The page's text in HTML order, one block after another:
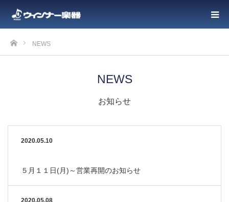
ホーム
NEWS
NEWS
お知らせ
2020.05.10
５月１１日(月)～営業再開のお知らせ
2020.05.08